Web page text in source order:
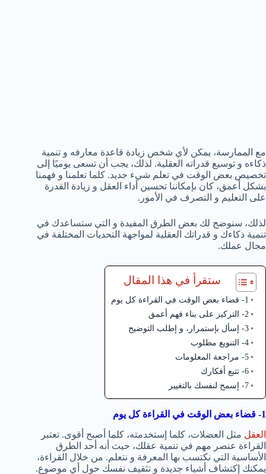
مع الممارسة، يمكن لأي شخص زيادة قاعدة معارفه و تنمية
ذكاءه و توسيع قدراته العقلية. لذلك، يجب أن تسعى يوميًا إلى
تخصيص بعض الوقت في تعلم شيء جديد. كلما تعلمنا و فهمنا
بشكل أعمق، كان بإمكاننا تحسين أداء العقل و زيادة القدرة
على التعليم و التصرف في الأمور.
لذلك، سنوضح لك بعض الطرق المفيدة و التي ستساعدك في
تنمية ذكاءك و قدراتك العقلية لمواجهة التحديات المختلفة في
مجال عملك.
ستقرأ في هذا المقال
1- قضاء بعض الوقت في القراءة كل يوم
2- التركيز على بناء فهم أعمق
3- إسأل بإستمرار، و إطلب التوضيح
4- التنويع مطلوب
5- مراجعة المعلومات
6- تتبع أفكارك
7- إسمح لنفسك بالتغيير
1- قضاء بعض الوقت في القراءة كل يوم
العقل مثل العضلات، كلما إستخدمته، كلما أصبح أقوى. تعتبر
القراءة عنصر مهم في تنمية عقلك، حيث أنه أحد الطرق
الأساسية التي نكتسب بها المعرفة و نتعلم. من خلال القراءة،
يمكنك إكتشاف أشياء جديدة و تثقيف نفسك حول أي موضوع.